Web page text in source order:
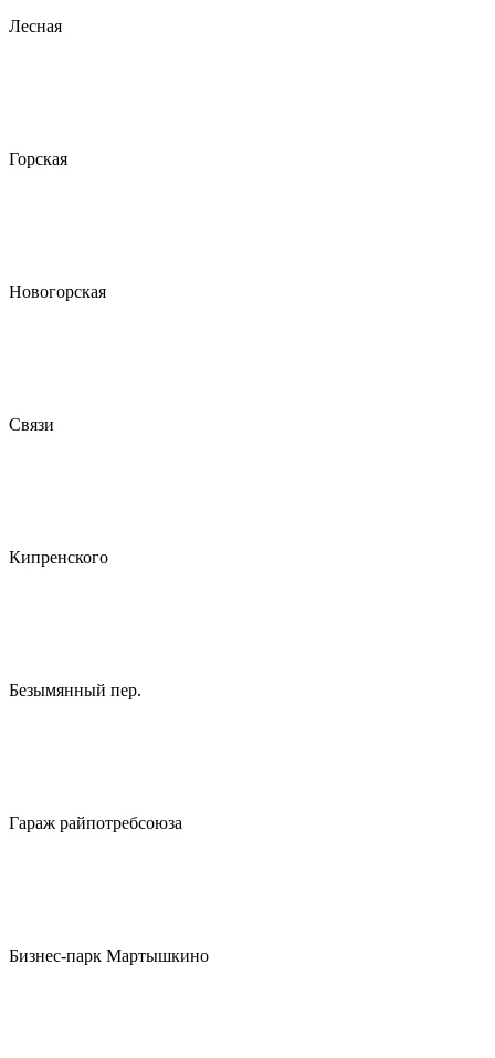
Лесная
Горская
Новогорская
Связи
Кипренского
Безымянный пер.
Гараж райпотребсоюза
Бизнес-парк Мартышкино